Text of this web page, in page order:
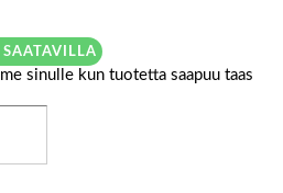
sinulle kun tuotetta saapuu taas